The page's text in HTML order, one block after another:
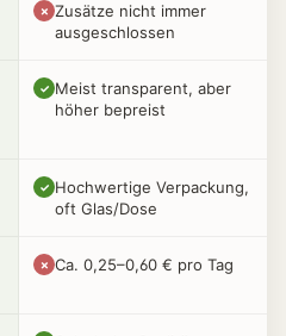
✗ Zusätze nicht immer
ausgeschlossen
✓ Meist transparent, aber
höher bepreist
✓ Hochwertige Verpackung,
oft Glas/Dose
✗ Ca. 0,25–0,60 € pro Tag